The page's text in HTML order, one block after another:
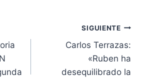
SIGUIENTE
Carlos Terrazas:
«Ruben ha
desequilibrado la